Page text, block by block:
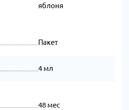
яблоня
Пакет
4 мл
48 мес